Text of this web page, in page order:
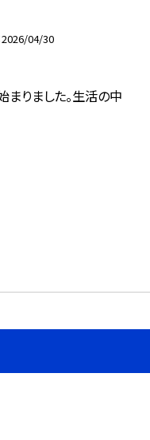
2026/04/30
まりました。生活の中